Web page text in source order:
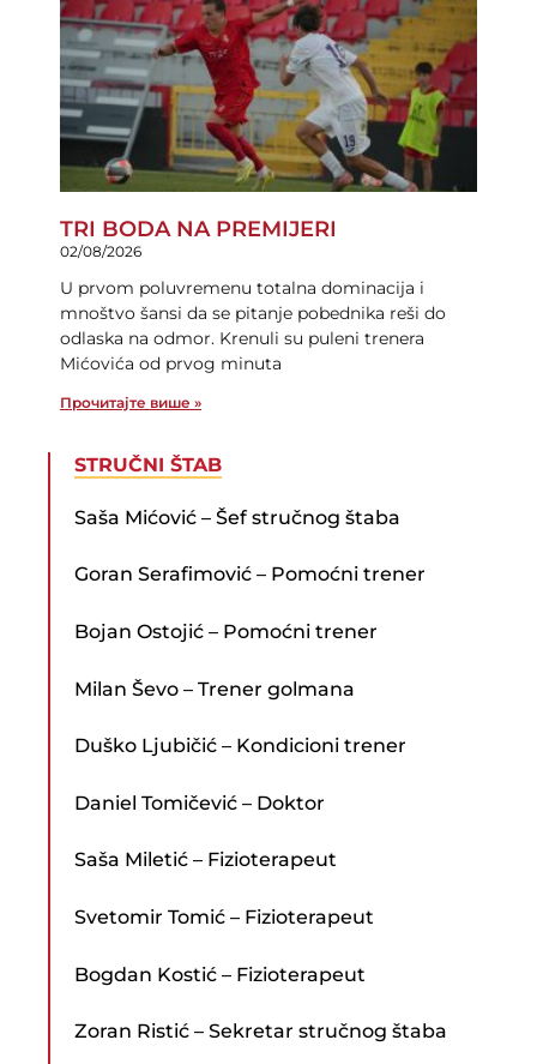
TRI BODA NA PREMIJERI
02/08/2026
U prvom poluvremenu totalna dominacija i
mnoštvo šansi da se pitanje pobednika reši do
odlaska na odmor. Krenuli su puleni trenera
Mićovića od prvog minuta
Прочитајте више »
STRUČNI ŠTAB
Saša Mićović – Šef stručnog štaba
Goran Serafimović – Pomoćni trener
Bojan Ostojić – Pomoćni trener
Milan Ševo – Trener golmana
Duško Ljubičić – Kondicioni trener
Daniel Tomičević – Doktor
Saša Miletić – Fizioterapeut
Svetomir Tomić – Fizioterapeut
Bogdan Kostić – Fizioterapeut
Zoran Ristić – Sekretar stručnog štaba